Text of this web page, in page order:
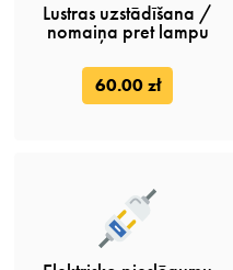
Lustras uzstādīšana /
nomaiņa pret lampu
60.00 zł